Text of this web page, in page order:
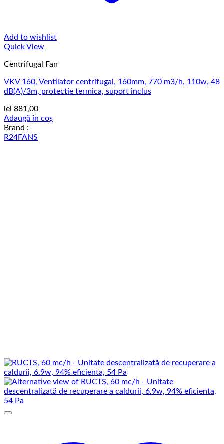
Add to wishlist
Quick View
Centrifugal Fan
VKV 160, Ventilator centrifugal, 160mm, 770 m3/h, 110w, 48
dB(A)/3m, protectie termica, suport inclus
lei 881,00
Adaugă în coș
Brand :
R24FANS